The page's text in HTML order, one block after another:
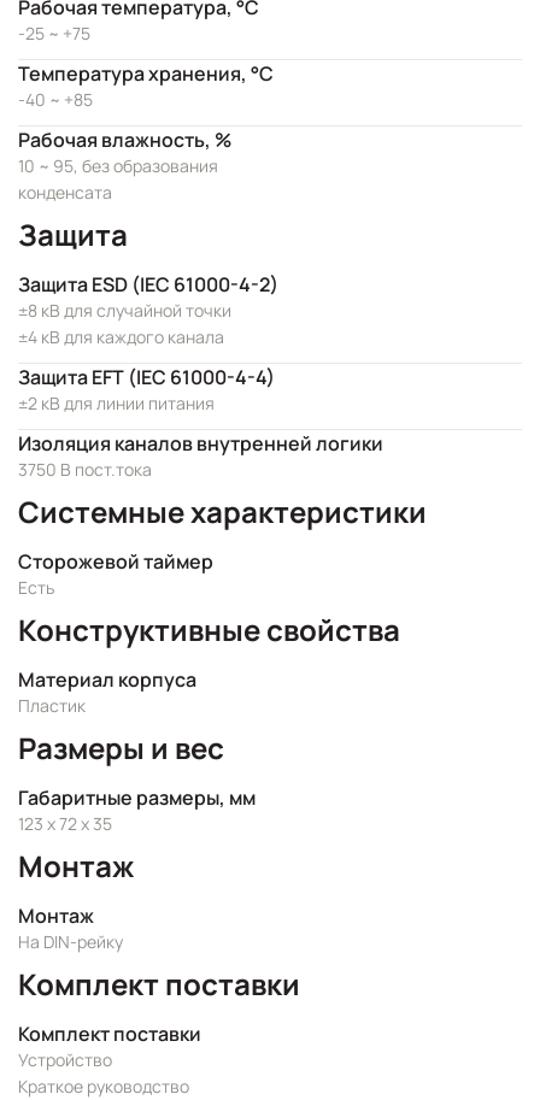
Рабочая температура, °C
-25 ~ +75
Температура хранения, °C
-40 ~ +85
Рабочая влажность, %
10 ~ 95, без образования
конденсата
Защита
Защита ESD (IEC 61000-4-2)
±8 кВ для случайной точки
±4 кВ для каждого канала
Защита EFT (IEC 61000-4-4)
±2 кВ для линии питания
Изоляция каналов внутренней логики
3750 В пост.тока
Системные характеристики
Сторожевой таймер
Есть
Конструктивные свойства
Материал корпуса
Пластик
Размеры и вес
Габаритные размеры, мм
123 x 72 x 35
Монтаж
Монтаж
На DIN-рейку
Комплект поставки
Комплект поставки
Устройство
Краткое руководство